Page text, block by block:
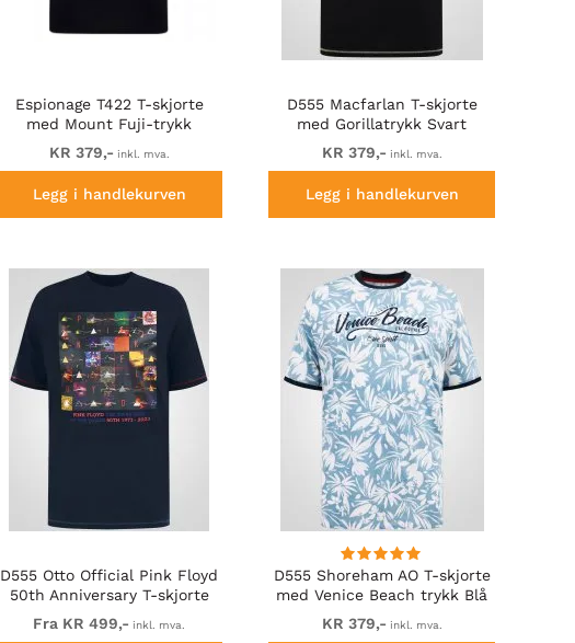
Espionage T422 T-skjorte
med Mount Fuji-trykk
Marineblå
KR 379,- inkl. mva.
Legg i handlekurven
D555 Macfarlan T-skjorte
med Gorillatrykk Svart
KR 379,- inkl. mva.
Legg i handlekurven
D555 Otto Official Pink Floyd
50th Anniversary T-skjorte
med trykk Marineblå
Fra KR 499,- inkl. mva.
D555 Shoreham AO T-skjorte
med Venice Beach trykk Blå
KR 379,- inkl. mva.